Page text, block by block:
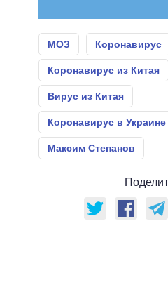
МОЗ Коронавирус
Коронавирус из Китая
Вирус из Китая
Коронавирус в Украине
Максим Степанов